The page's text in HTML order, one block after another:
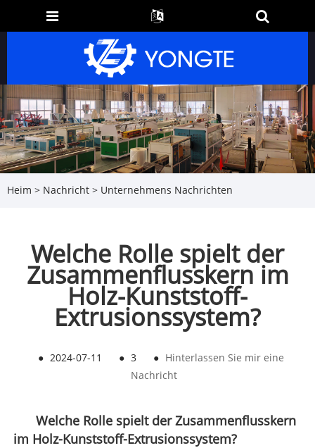
Heim > Nachricht > Unternehmens Nachrichten
Welche Rolle spielt der
Zusammenflusskern im
Holz-Kunststoff-
Extrusionssystem?
● 2024-07-11 ● 3 ● Hinterlassen Sie mir eine
Nachricht
Welche Rolle spielt der Zusammenflusskern
im Holz-Kunststoff-Extrusionssystem?